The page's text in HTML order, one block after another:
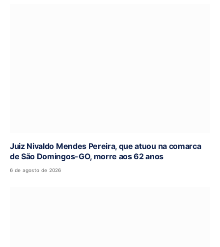
Juiz Nivaldo Mendes Pereira, que atuou na comarca
de São Domingos-GO, morre aos 62 anos
6 de agosto de 2026